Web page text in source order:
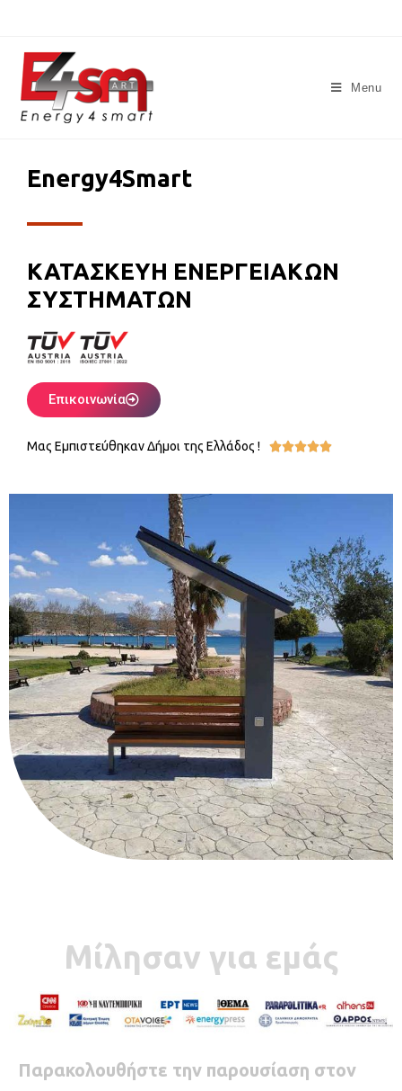
Menu
Energy4Smart
ΚΑΤΑΣΚΕΥΗ ΕΝΕΡΓΕΙΑΚΩΝ
ΣΥΣΤΗΜΑΤΩΝ
Επικοινωνία
Μας Εμπιστεύθηκαν Δήμοι της Ελλάδος ! 
Μίλησαν για εμάς
Παρακολουθήστε την παρουσίαση στον